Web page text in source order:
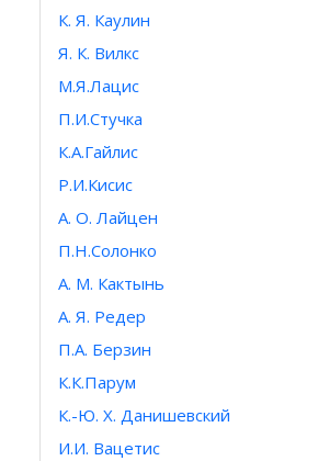
К. Я. Каулин
Я. К. Вилкс
М.Я.Лацис
П.И.Стучка
К.А.Гайлис
Р.И.Кисис
А. О. Лайцен
П.Н.Солонко
А. М. Кактынь
А. Я. Редер
П.А. Берзин
К.К.Парум
К.-Ю. Х. Данишевский
И.И. Вацетис